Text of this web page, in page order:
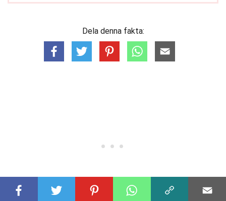
Dela denna fakta: